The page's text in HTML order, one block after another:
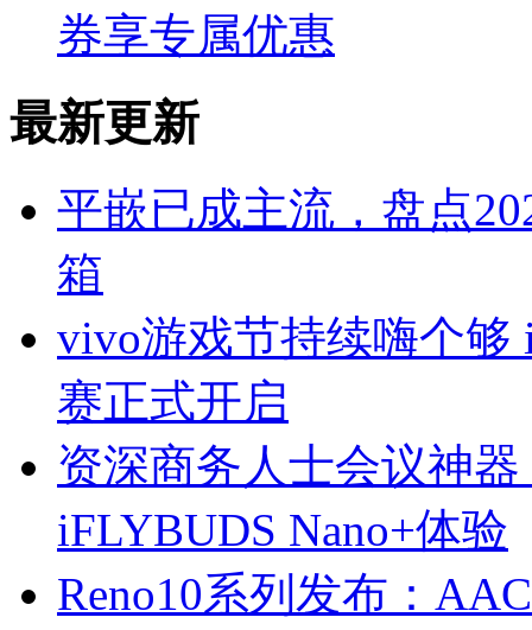
券享专属优惠
最新更新
平嵌已成主流，盘点
箱
vivo游戏节持续嗨个够
赛正式开启
资深商务人士会议神
iFLYBUDS Nano+体验
Reno10系列发布：